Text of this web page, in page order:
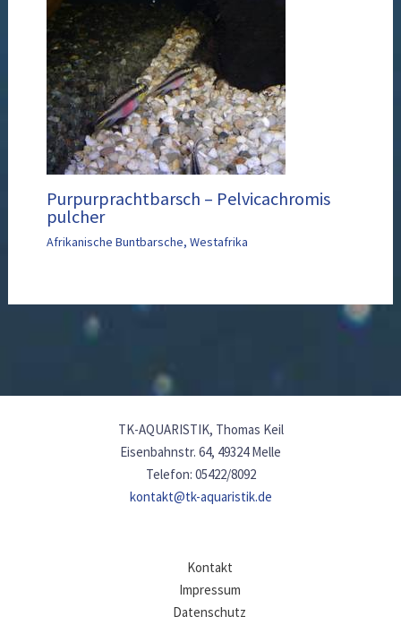
Purpurprachtbarsch – Pelvicachromis
pulcher
Afrikanische Buntbarsche, Westafrika
TK-AQUARISTIK, Thomas Keil
Eisenbahnstr. 64, 49324 Melle
Telefon: 05422/8092
kontakt@tk-aquaristik.de
Kontakt
Impressum
Datenschutz